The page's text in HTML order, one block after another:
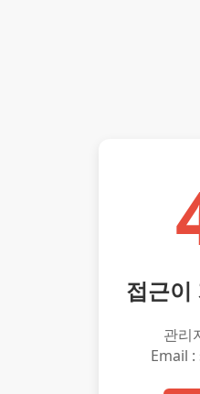
접근이
관리
Email